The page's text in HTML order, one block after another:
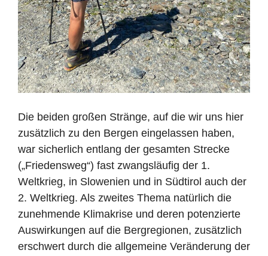
Die beiden großen Stränge, auf die wir uns hier
zusätzlich zu den Bergen eingelassen haben,
war sicherlich entlang der gesamten Strecke
(„Friedensweg“) fast zwangsläufig der 1.
Weltkrieg, in Slowenien und in Südtirol auch der
2. Weltkrieg. Als zweites Thema natürlich die
zunehmende Klimakrise und deren potenzierte
Auswirkungen auf die Bergregionen, zusätzlich
erschwert durch die allgemeine Veränderung der